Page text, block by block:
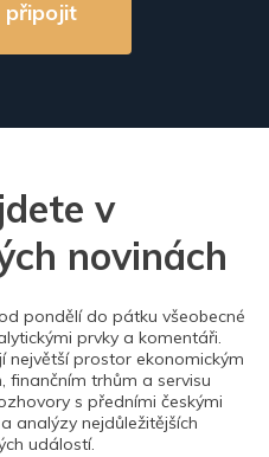
připojit
v
novinách
pondělí do pátku všeobecné
prvky a komentáři.
největší prostor ekonomickým
finančním trhům a servisu
s předními českými
analýzy nejdůležitějších
událostí.